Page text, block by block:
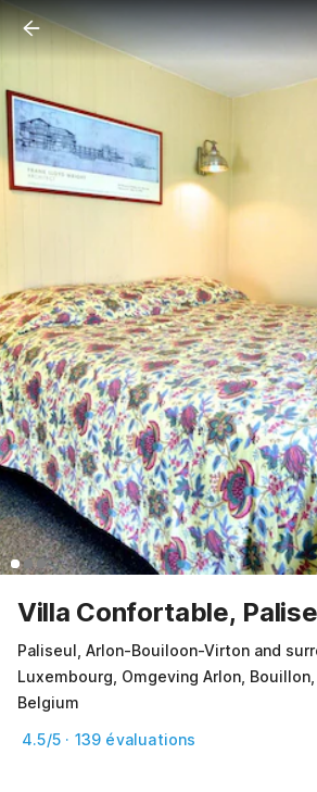
Villa Confortable,
Paliseul, Arlon-Bouiloon-Virton and
Luxembourg, Omgeving Arlon, Bouillon,
Belgium
4.5/5 · 139 évaluations